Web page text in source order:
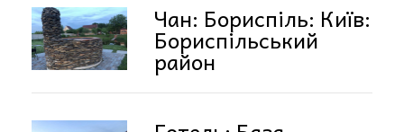
Чан: Бориспіль: Київ:
Бориспільський
район